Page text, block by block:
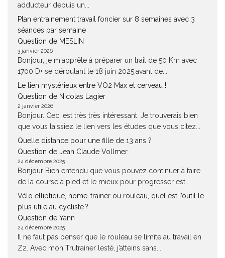
adducteur depuis un...
Plan entrainement travail foncier sur 8 semaines avec 3
séances par semaine
Question de MESLIN
3 janvier 2026
Bonjour, je m'apprête à préparer un trail de 50 Km avec
1700 D+ se déroulant le 18 juin 2025,avant de...
Le lien mystérieux entre VO2 Max et cerveau !
Question de Nicolas Lagier
2 janvier 2026
Bonjour. Ceci est très très intéressant. Je trouverais bien
que vous laissiez le lien vers les études que vous citez....
Quelle distance pour une fille de 13 ans ?
Question de Jean Claude Vollmer
24 décembre 2025
Bonjour Bien entendu que vous pouvez continuer à faire
de la course à pied et le mieux pour progresser est...
Vélo elliptique, home-trainer ou rouleau, quel est l’outil le
plus utile au cycliste ?
Question de Yann
24 décembre 2025
Il ne faut pas penser que le rouleau se limite au travail en
Z2. Avec mon Trutrainer lesté, j’atteins sans...